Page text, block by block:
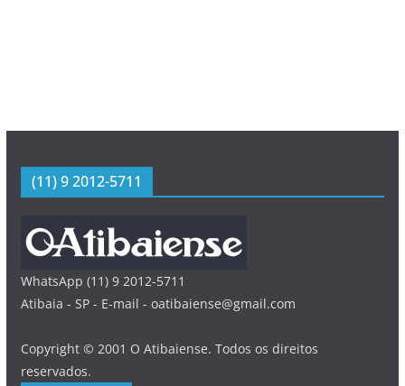
(11) 9 2012-5711
WhatsApp (11) 9 2012-5711
Atibaia - SP - E-mail - oatibaiense@gmail.com
Copyright © 2001 O Atibaiense. Todos os direitos
reservados.